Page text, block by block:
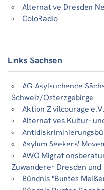
Alternative Dresden
ColoRadio
Links Sachsen
AG Asylsuchende
Schweiz/Osterzgebirge
Aktion Zivilcourage e.V.
Alternatives Kultur-
Asylum Seekers'
AWO
Zuwanderer Dresden und
Bündnis "Buntes